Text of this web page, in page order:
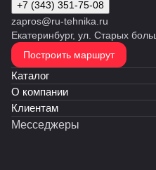
+7 (343) 351-75-08
zapros@ru-tehnika.ru
Екатеринбург, ул. Старых
Построить маршрут
Каталог
О компании
Клиентам
Месседжеры